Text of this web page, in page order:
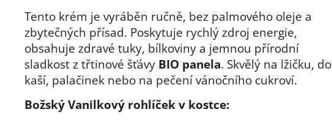
Tento krém je vyráběn ručně, bez palmového oleje a
zbytečných přísad. Poskytuje rychlý zdroj energie,
obsahuje zdravé tuky, bílkoviny a jemnou přírodní
sladkost z třtinové šťávy BIO panela. Skvělý na lžičku, do
kaší, palačinek nebo na pečení vánočního cukroví.
Božský Vanilkový rohlíček v kostce: